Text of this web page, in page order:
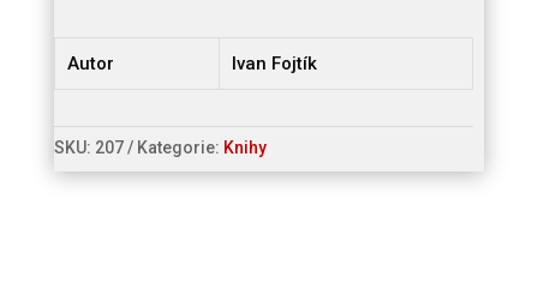
Autor Ivan Fojtík
SKU: 207 Kategorie: Knihy